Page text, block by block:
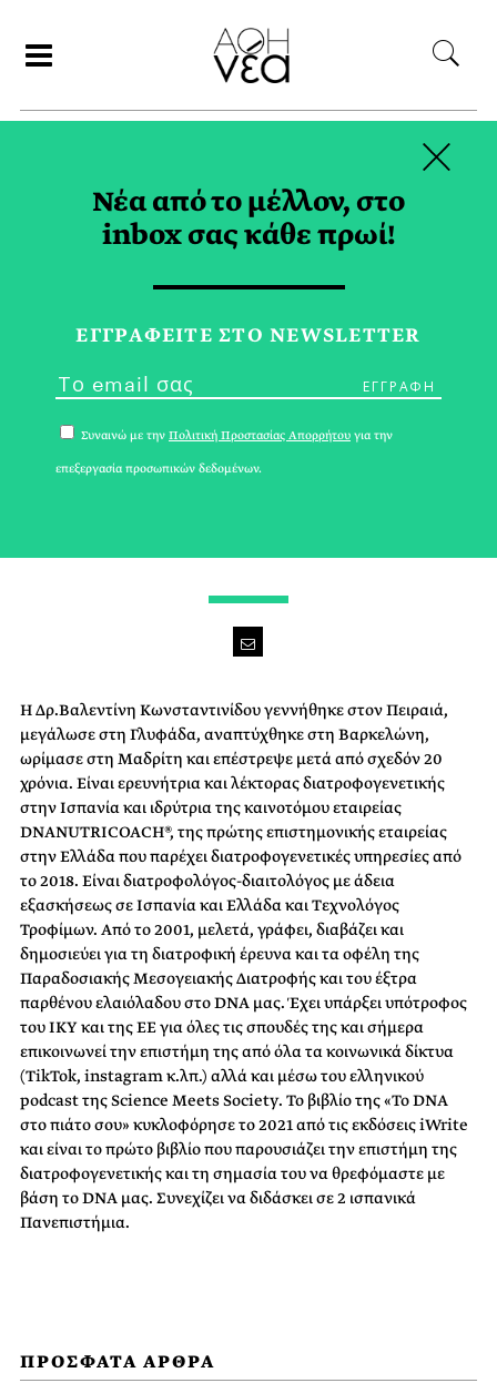
ΒΑΛΕΝΤΙΝΗ
ΚΩΝΣΤΑΝΤΙΝΙΔΟΥ
Η Δρ.Βαλεντίνη Κωνσταντινίδου γεννήθηκε στον Πειραιά,
μεγάλωσε στη Γλυφάδα, αναπτύχθηκε στη Βαρκελώνη,
ωρίμασε στη Μαδρίτη και επέστρεψε μετά από σχεδόν 20
χρόνια. Είναι ερευνήτρια και λέκτορας διατροφογενετικής
στην Ισπανία και ιδρύτρια της καινοτόμου εταιρείας
DNANUTRICOACH®, της πρώτης επιστημονικής εταιρείας
στην Ελλάδα που παρέχει διατροφογενετικές υπηρεσίες από
το 2018. Είναι διατροφολόγος-διαιτολόγος με άδεια
εξασκήσεως σε Ισπανία και Ελλάδα και Τεχνολόγος
Τροφίμων. Από το 2001, μελετά, γράφει, διαβάζει και
δημοσιεύει για τη διατροφική έρευνα και τα οφέλη της
Παραδοσιακής Μεσογειακής Διατροφής και του έξτρα
παρθένου ελαιόλαδου στο DNA μας. Έχει υπάρξει υπότροφος
του ΙΚΥ και της ΕΕ για όλες τις σπουδές της και σήμερα
επικοινωνεί την επιστήμη της από όλα τα κοινωνικά δίκτυα
(ΤikTok, instagram κ.λπ.) αλλά και μέσω του ελληνικού
podcast της Science Meets Society. Το βιβλίο της «Το DNA
στο πιάτο σου» κυκλοφόρησε το 2021 από τις εκδόσεις iWrite
και είναι το πρώτο βιβλίο που παρουσιάζει την επιστήμη της
διατροφογενετικής και τη σημασία του να θρεφόμαστε με
βάση το DNA μας. Συνεχίζει να διδάσκει σε 2 ισπανικά
Πανεπιστήμια.
ΠΡΟΣΦΑΤΑ ΑΡΘΡΑ
Νέα από το μέλλον, στο
inbox σας κάθε πρωί!
ΕΓΓPΑΦΕΙΤΕ ΣΤΟ NEWSLETTER
Συναινώ με την Πολιτική Προστασίας Απορρήτου για την
επεξεργασία προσωπικών δεδομένων.
×